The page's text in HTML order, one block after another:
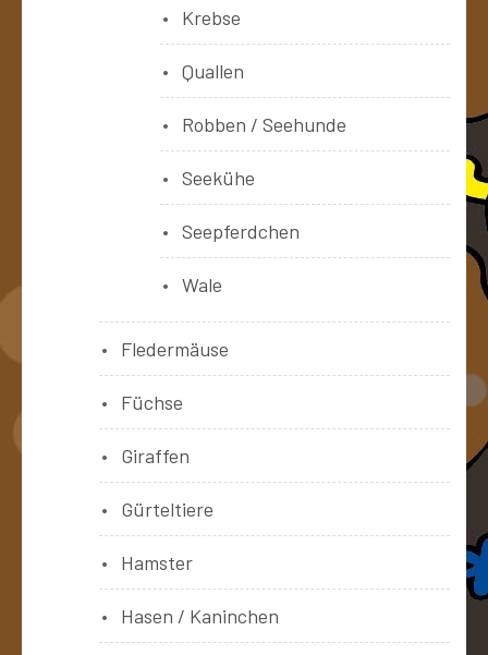
Krebse
Quallen
Robben / Seehunde
Seekühe
Seepferdchen
Wale
Fledermäuse
Füchse
Giraffen
Gürteltiere
Hamster
Hasen / Kaninchen